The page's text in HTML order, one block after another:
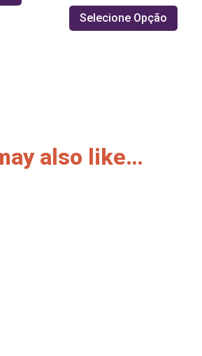
Selecione Opção
also like…